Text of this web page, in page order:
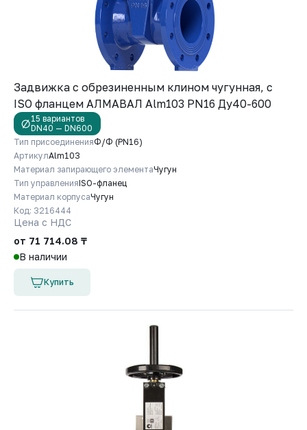
Задвижка с обрезиненным клином чугунная, с
ISO фланцем АЛМАВАЛ Alm103 PN16 Ду40-600
15 вариантов
DN40 — DN600
Тип присоединенияФ/Ф (PN16)
АртикулAlm103
Материал запирающего элементаЧугун
Тип управленияISO-фланец
Материал корпусаЧугун
Код: 3216444
Цена с НДС
от 71 714.08 ₸
В наличии
Купить